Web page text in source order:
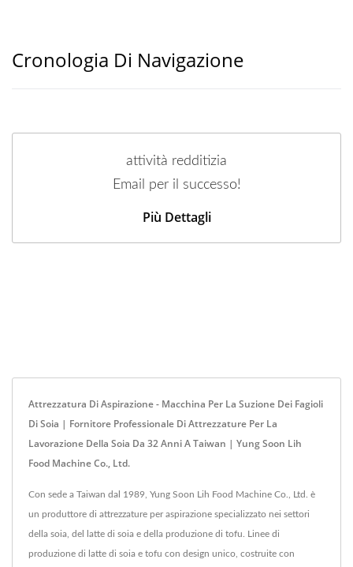
Cronologia Di Navigazione
attività redditizia
Email per il successo!
Più Dettagli
Attrezzatura Di Aspirazione - Macchina Per La Suzione Dei Fagioli
Di Soia | Fornitore Professionale Di Attrezzature Per La
Lavorazione Della Soia Da 32 Anni A Taiwan | Yung Soon Lih
Food Machine Co., Ltd.
Con sede a Taiwan dal 1989, Yung Soon Lih Food Machine Co., Ltd. è
un produttore di attrezzature per aspirazione specializzato nei settori
della soia, del latte di soia e della produzione di tofu. Linee di
produzione di latte di soia e tofu con design unico, costruite con